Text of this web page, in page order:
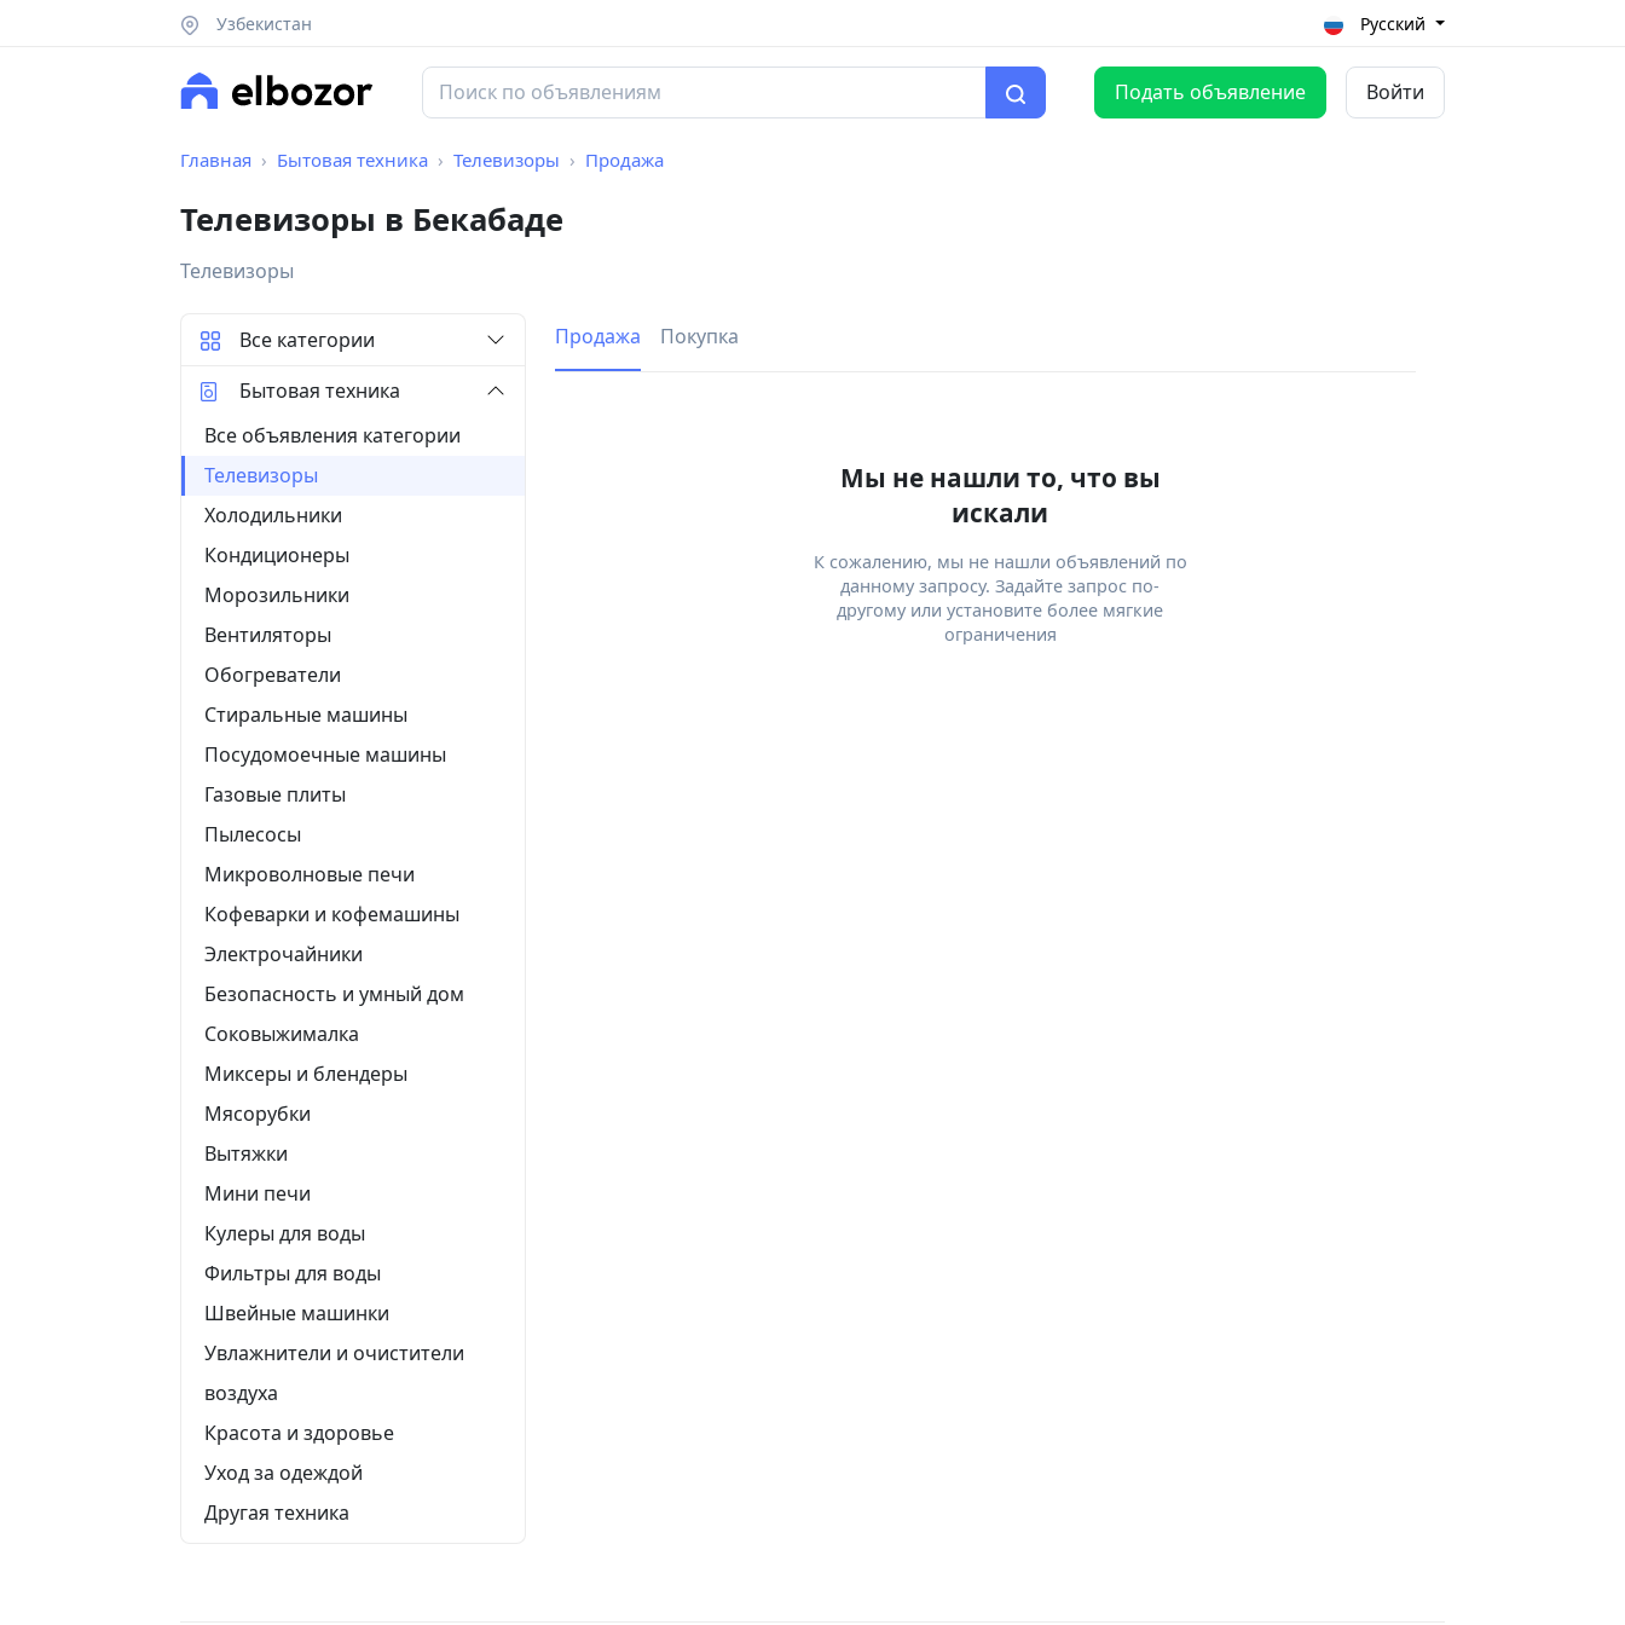
Узбекистан Русский
Подать объявление Войти
Главная Бытовая техника Телевизоры Продажа
Телевизоры в Бекабаде
Телевизоры
Продажа Покупка
Мы не нашли то, что вы
искали
К сожалению, мы не нашли объявлений по
данному запросу. Задайте запрос по-
другому или установите более мягкие
ограничения
Все категории
Бытовая техника
Все объявления категории
Телевизоры
Холодильники
Кондиционеры
Морозильники
Вентиляторы
Обогреватели
Стиральные машины
Посудомоечные машины
Газовые плиты
Пылесосы
Микроволновые печи
Кофеварки и кофемашины
Электрочайники
Безопасность и умный дом
Соковыжималка
Миксеры и блендеры
Мясорубки
Вытяжки
Мини печи
Кулеры для воды
Фильтры для воды
Швейные машинки
Увлажнители и очистители
воздуха
Красота и здоровье
Уход за одеждой
Другая техника